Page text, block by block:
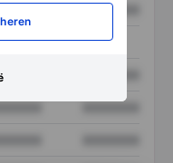
XXXXXXX